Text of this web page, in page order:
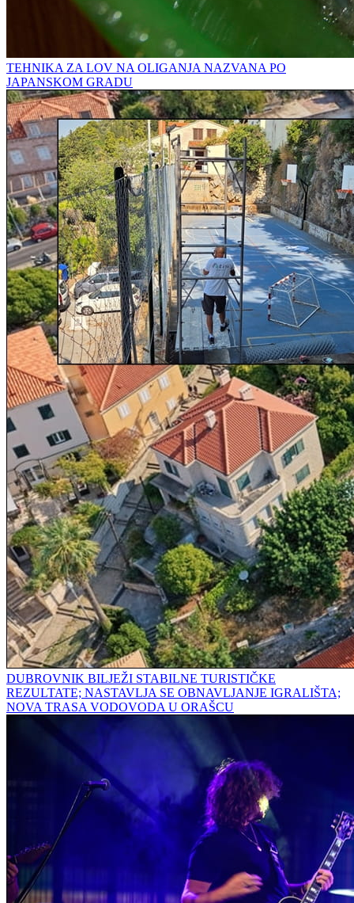
TEHNIKA ZA LOV NA OLIGANJA NAZVANA PO
JAPANSKOM GRADU
DUBROVNIK BILJEŽI STABILNE TURISTIČKE
REZULTATE; NASTAVLJA SE OBNAVLJANJE IGRALIŠTA;
NOVA TRASA VODOVODA U ORAŠCU